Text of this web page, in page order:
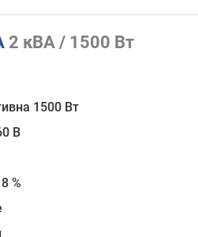
2 кВА / 1500 Вт
1500 Вт
В
8 %